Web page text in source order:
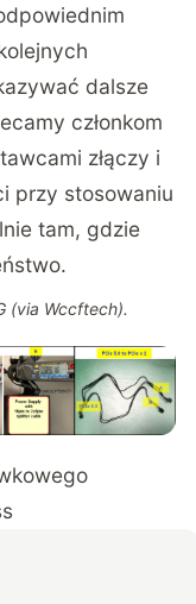
dalsze
członkom
złączy i
przy stosowaniu
tam, gdzie
(via Wccftech).